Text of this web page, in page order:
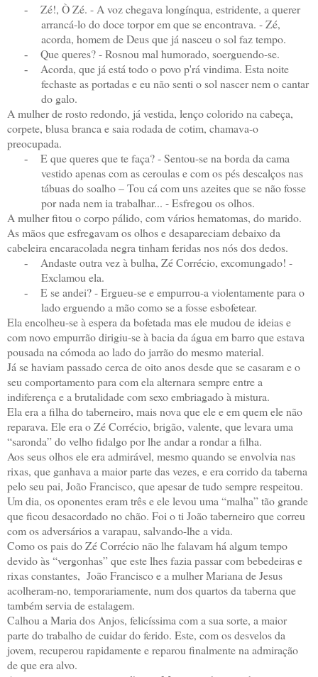
-
Zé!, Ò Zé. - A voz chegava longínqua, estridente, a querer
arrancá-lo do doce torpor em que se encontrava. - Zé,
acorda, homem de Deus que já nasceu o sol faz tempo.
- Que queres? - Rosnou mal humorado, soerguendo-se.
-
Acorda, que já está todo o povo p'rá vindima. Esta noite
fechaste as portadas e eu não senti o sol nascer nem o cantar
do galo.
A mulher de rosto redondo, já vestida, lenço colorido na cabeça,
corpete, blusa branca e saia rodada de cotim, chamava-o
preocupada.
-
E que queres que te faça? - Sentou-se na borda da cama
vestido apenas com as ceroulas e com os pés descalços nas
tábuas do soalho – Tou cá com uns azeites que se não fosse
por nada nem ia trabalhar... - Esfregou os olhos.
A mulher fitou o corpo pálido, com vários hematomas, do marido.
As mãos que esfregavam os olhos e desapareciam debaixo da
cabeleira encaracolada negra tinham feridas nos nós dos dedos.
-
Andaste outra vez à bulha, Zé Corrécio, excomungado! -
Exclamou ela.
-
E se andei? - Ergueu-se e empurrou-a violentamente para o
lado erguendo a mão como se a fosse esbofetear.
Ela encolheu-se à espera da bofetada mas ele mudou de ideias e
com novo empurrão dirigiu-se à bacia da água em barro que estava
pousada na cómoda ao lado do jarrão do mesmo material.
Já se haviam passado cerca de oito anos desde que se casaram e o
seu comportamento para com ela alternara sempre entre a
indiferença e a brutalidade com sexo embriagado à mistura.
Ela era a filha do taberneiro, mais nova que ele e em quem ele não
reparava. Ele era o Zé Corrécio, brigão, valente, que levara uma
“saronda” do velho fidalgo por lhe andar a rondar a filha.
Aos seus olhos ele era admirável, mesmo quando se envolvia nas
rixas, que ganhava a maior parte das vezes, e era corrido da taberna
pelo seu pai, João Francisco, que apesar de tudo sempre respeitou.
Um dia, os oponentes eram três e ele levou uma “malha” tão grande
que ficou desacordado no chão. Foi o ti João taberneiro que correu
com os adversários a varapau, salvando-lhe a vida.
Como os pais do Zé Corrécio não lhe falavam há algum tempo
devido às “vergonhas” que este lhes fazia passar com bebedeiras e
rixas constantes, João Francisco e a mulher Mariana de Jesus
acolheram-no, temporariamente, num dos quartos da taberna que
também servia de estalagem.
Calhou a Maria dos Anjos, felicíssima com a sua sorte, a maior
parte do trabalho de cuidar do ferido. Este, com os desvelos da
jovem, recuperou rapidamente e reparou finalmente na admiração
de que era alvo.